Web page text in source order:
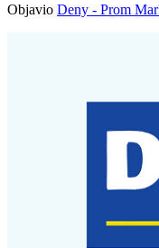
Objavio Deny - Prom